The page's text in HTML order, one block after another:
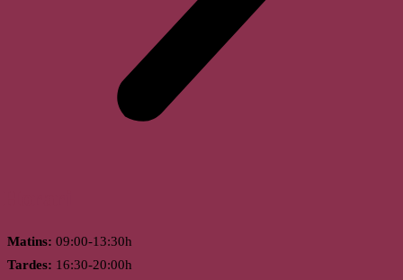
Matins: 09:00-13:30h
Tardes: 16:30-20:00h